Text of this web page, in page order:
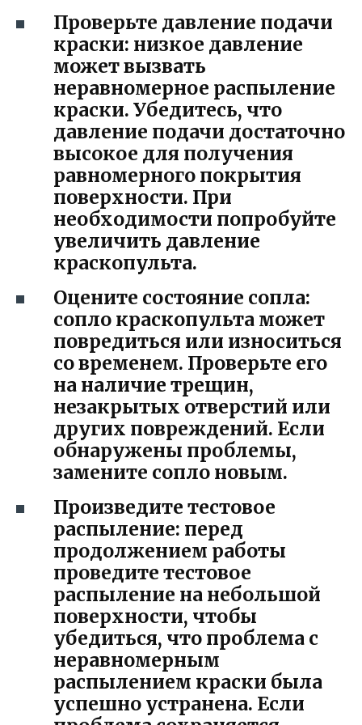
Проверьте давление подачи
краски: низкое давление
может вызвать
неравномерное распыление
краски. Убедитесь, что
давление подачи достаточно
высокое для получения
равномерного покрытия
поверхности. При
необходимости попробуйте
увеличить давление
краскопульта.
Оцените состояние сопла:
сопло краскопульта может
повредиться или износиться
со временем. Проверьте его
на наличие трещин,
незакрытых отверстий или
других повреждений. Если
обнаружены проблемы,
замените сопло новым.
Произведите тестовое
распыление: перед
продолжением работы
проведите тестовое
распыление на небольшой
поверхности, чтобы
убедиться, что проблема с
неравномерным
распылением краски была
успешно устранена. Если